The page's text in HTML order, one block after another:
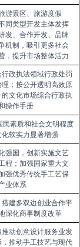
游景区、旅游度假
同类型开发主体发挥
发、合作开发、品牌
机制，吸引更多社会
，提升市场整体活力
政执法领域行政处罚
；按公开透明高效原
文化市场综合行政执
操作手册
民素质和社会文明程度
软实力显著增强
强国 ，创新实施文艺
程；加强国家重大文
强优秀传统手工艺保
业体系
建多双边创业合作平
深化商事制度改革
动创意设计服务业发
推动手工技艺与现代